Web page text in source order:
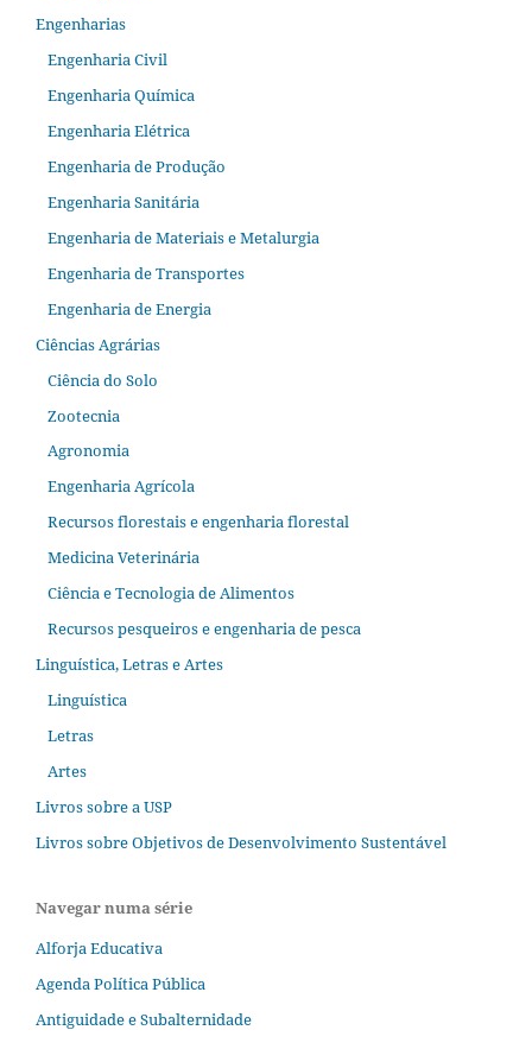
Engenharias
Engenharia Civil
Engenharia Química
Engenharia Elétrica
Engenharia de Produção
Engenharia Sanitária
Engenharia de Materiais e Metalurgia
Engenharia de Transportes
Engenharia de Energia
Ciências Agrárias
Ciência do Solo
Zootecnia
Agronomia
Engenharia Agrícola
Recursos florestais e engenharia florestal
Medicina Veterinária
Ciência e Tecnologia de Alimentos
Recursos pesqueiros e engenharia de pesca
Linguística, Letras e Artes
Linguística
Letras
Artes
Livros sobre a USP
Livros sobre Objetivos de Desenvolvimento Sustentável
Navegar numa série
Alforja Educativa
Agenda Política Pública
Antiguidade e Subalternidade